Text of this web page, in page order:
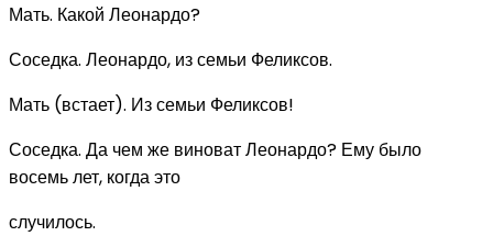
Мать. Какой Леонардо?
Соседка. Леонардо, из семьи Феликсов.
Мать (встает). Из семьи Феликсов!
Соседка. Да чем же виноват Леонардо? Ему было
восемь лет, когда это
случилось.